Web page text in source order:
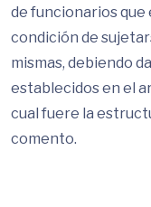
de funcionarios
condición de
mismas, debiendo
establecidos en el
cual fuere la
comento.